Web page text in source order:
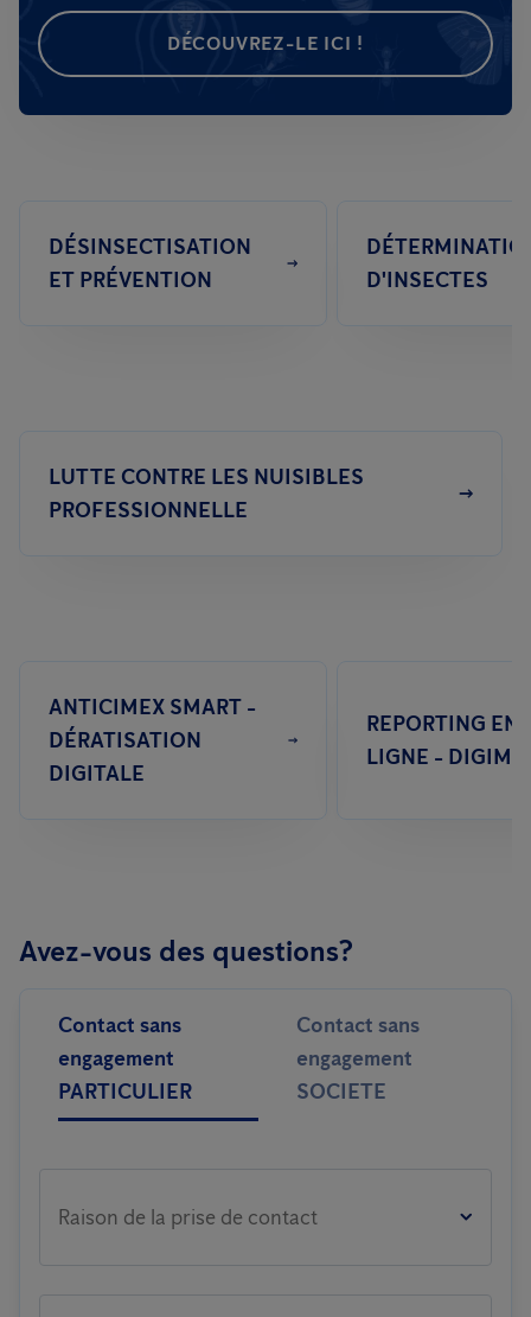
DÉCOUVREZ-LE ICI !
DÉSINSECTISATION
ET PRÉVENTION
D'INSECTES
LUTTE CONTRE LES NUISIBLES
PROFESSIONNELLE
ANTICIMEX SMART -
DÉRATISATION
DIGITALE
REPORTING EN
LIGNE -
Avez-vous des questions?
Contact sans
engagement
PARTICULIER
Contact sans
engagement
SOCIETE
Raison de la prise de contact